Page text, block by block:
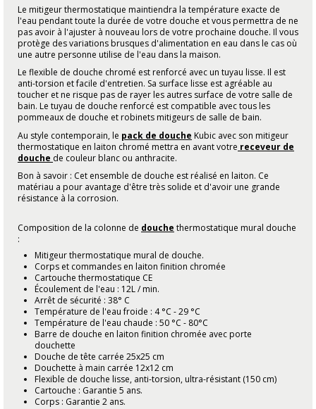
Le mitigeur thermostatique maintiendra la température exacte de
l'eau pendant toute la durée de votre douche et vous permettra de ne
pas avoir à l'ajuster à nouveau lors de votre prochaine douche. Il vous
protège des variations brusques d'alimentation en eau dans le cas où
une autre personne utilise de l'eau dans la maison.
Le flexible de douche chromé est renforcé avec un tuyau lisse. Il est
anti-torsion et facile d'entretien. Sa surface lisse est agréable au
toucher et ne risque pas de rayer les autres surface de votre salle de
bain. Le tuyau de douche renforcé est compatible avec tous les
pommeaux de douche et robinets mitigeurs de salle de bain.
Au style contemporain, le pack de douche Kubic avec son mitigeur
thermostatique en laiton chromé mettra en avant votre receveur de
douche de couleur blanc ou anthracite.
Bon à savoir : Cet ensemble de douche est réalisé en laiton. Ce
matériau a pour avantage d'être très solide et d'avoir une grande
résistance à la corrosion.
Composition de la colonne de douche thermostatique mural douche
:
Mitigeur thermostatique mural de douche.
Corps et commandes en laiton finition chromée
Cartouche thermostatique CE
Écoulement de l'eau : 12L / min.
Arrêt de sécurité : 38° C
Température de l'eau froide : 4 °C - 29 °C
Température de l'eau chaude : 50 °C - 80°C
Barre de douche en laiton finition chromée avec porte
douchette
Douche de tête carrée 25x25 cm
Douchette à main carrée 12x12 cm
Flexible de douche lisse, anti-torsion, ultra-résistant (150 cm)
Cartouche : Garantie 5 ans.
Corps : Garantie 2 ans.